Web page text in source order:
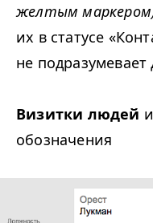
желтым
их в статусе
не подразумевает
Визитки людей
обозначения